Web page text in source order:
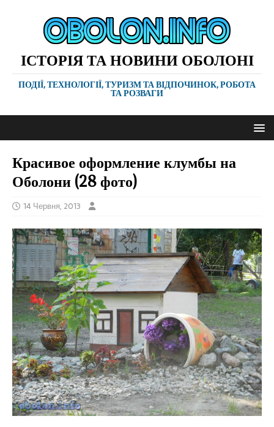
ІСТОРІЯ ТА НОВИНИ ОБОЛОНІ
ПОДІЇ, ТЕХНОЛОГІЇ, ТУРИЗМ ТА ВІДПОЧИНОК, РОБОТА
ТА РОЗВАГИ
Красивое оформление клумбы на
Оболони (28 фото)
14 Червня, 2013